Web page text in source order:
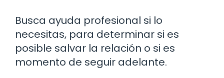
Busca ayuda profesional si lo
necesitas, para determinar si es
posible salvar la relación o si es
momento de seguir adelante.